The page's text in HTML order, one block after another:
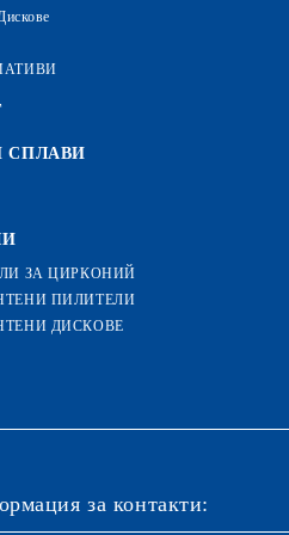
СПЛАВИ
ЗА ЦИРКОНИЙ
ПИЛИТЕЛИ
ДИСКОВЕ
за контакти: